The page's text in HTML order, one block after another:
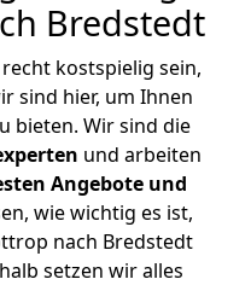
Bredstedt
kostspielig sein,
sind hier, um Ihnen
bieten. Wir sind die
und arbeiten
Angebote und
wie wichtig es ist,
nach Bredstedt
setzen wir alles